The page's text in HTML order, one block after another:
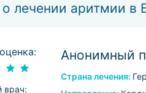
лечении аритмии в
врач:
Анонимный
Страна лечения: